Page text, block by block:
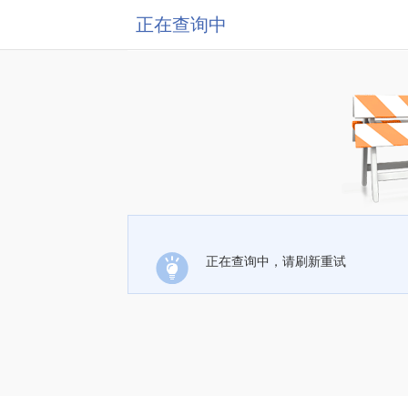
正在查询中
正在查询中，请刷新重试